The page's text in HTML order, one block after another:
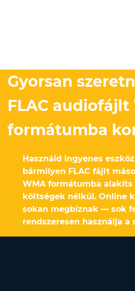
Gyorsan
FLAC audiofájlt
formátumba
Használd ingyenes
bármilyen FLAC fájlt
WMA formátumba alakíts
költségek nélkül. Online
sokan megbíznak — sok
rendszeresen használja a